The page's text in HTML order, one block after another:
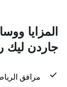
المزايا
جاردن ليك
مرافق